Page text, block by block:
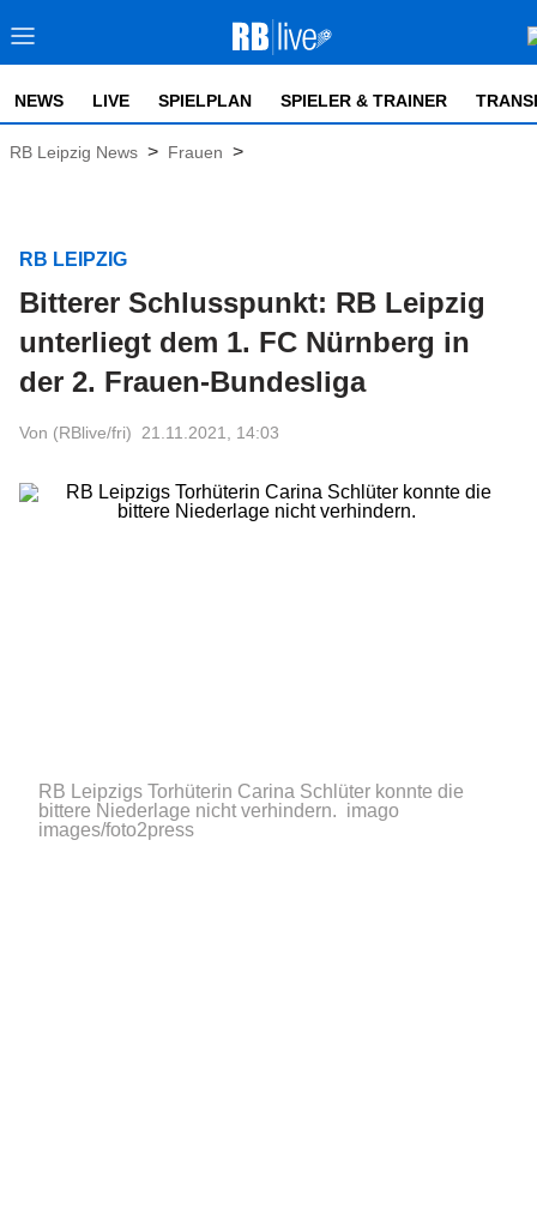
NEWS LIVE SPIELPLAN SPIELER & TRAINER
RB Leipzig News > Frauen >
RB LEIPZIG
Bitterer Schlusspunkt: RB Leipzig
unterliegt dem 1. FC Nürnberg in
der 2. Frauen-Bundesliga
Von (RBlive/fri) 21.11.2021, 14:03
RB Leipzigs Torhüterin Carina Schlüter konnte die
bittere Niederlage nicht verhindern. imago
images/foto2press